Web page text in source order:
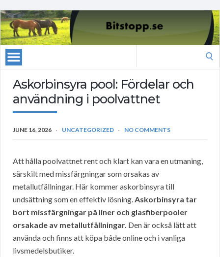
Askorbinsyra pool: Fördelar och
användning i poolvattnet
JUNE 16, 2026 UNCATEGORIZED NO COMMENTS
Att hålla poolvattnet rent och klart kan vara en utmaning,
särskilt med missfärgningar som orsakas av
metallutfällningar. Här kommer askorbinsyra till
undsättning som en effektiv lösning.Askorbinsyra tar
bort missfärgningar på liner och glasfiberpooler
orsakade av metallutfällningar. Den är också lätt att
använda och finns att köpa både online och i vanliga
livsmedelsbutiker.